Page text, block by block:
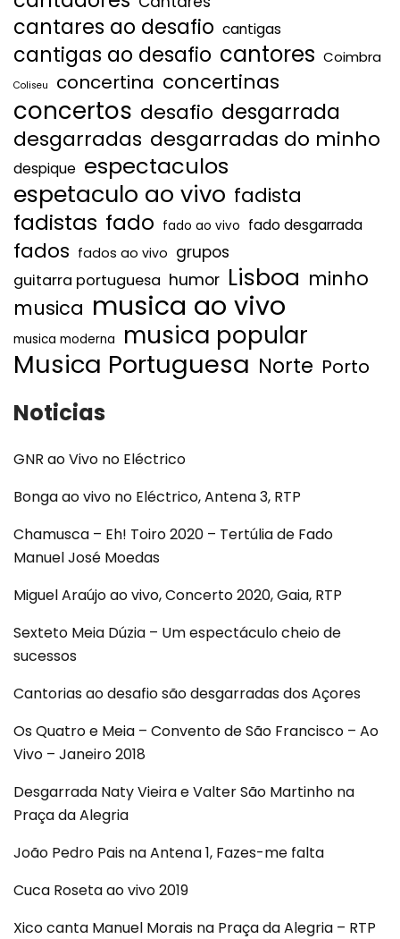
cantares ao desafio cantigas
cantigas ao desafio cantores Coimbra
Coliseu concertina concertinas
concertos desafio desgarrada
desgarradas desgarradas do minho
despique espectaculos
espetaculo ao vivo fadista
fadistas fado fado ao vivo fado desgarrada
fados fados ao vivo grupos
guitarra portuguesa humor Lisboa minho
musica musica ao vivo
musica moderna musica popular
Musica Portuguesa Norte Porto
Noticias
GNR ao Vivo no Eléctrico
Bonga ao vivo no Eléctrico, Antena 3, RTP
Chamusca – Eh! Toiro 2020 – Tertúlia de Fado
Manuel José Moedas
Miguel Araújo ao vivo, Concerto 2020, Gaia, RTP
Sexteto Meia Dúzia – Um espectáculo cheio de
sucessos
Cantorias ao desafio são desgarradas dos Açores
Os Quatro e Meia – Convento de São Francisco – Ao
Vivo – Janeiro 2018
Desgarrada Naty Vieira e Valter São Martinho na
Praça da Alegria
João Pedro Pais na Antena 1, Fazes-me falta
Cuca Roseta ao vivo 2019
Xico canta Manuel Morais na Praça da Alegria – RTP